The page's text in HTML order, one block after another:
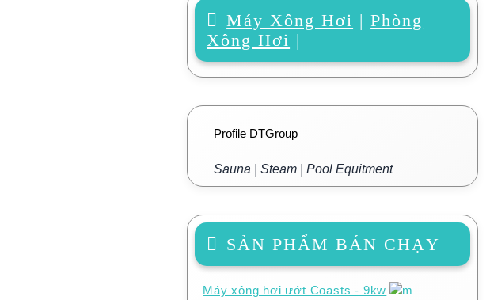
Máy Xông Hơi |Phòng
Xông Hơi |
Profile DTGroup
Sauna | Steam | Pool Equitment
SẢN PHẨM BÁN CHẠY
Máy xông hơi ướt Coasts - 9kw